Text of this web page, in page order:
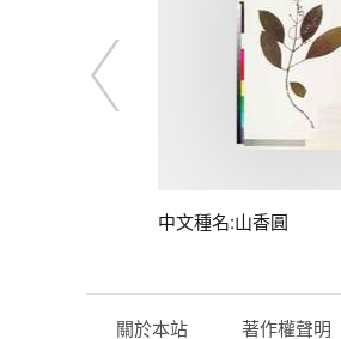
中文種名:山香圓
關於本站 著作權聲明